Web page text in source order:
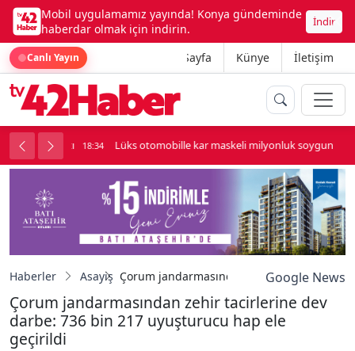
Mobil uygulamamız yayında! Konya gündeminde
haberdar olmak için indirin.
İndir
Canlı Yayın Ana Sayfa Künye İletişim
kavga çıktı 18:34 Lüks otomobille kar maskeli milyonluk soygun
Haberler Asayiş Çorum jandarmasından zehir tacirlerine
Google News
Çorum jandarmasından zehir tacirlerine dev
darbe: 736 bin 217 uyuşturucu hap ele
geçirildi